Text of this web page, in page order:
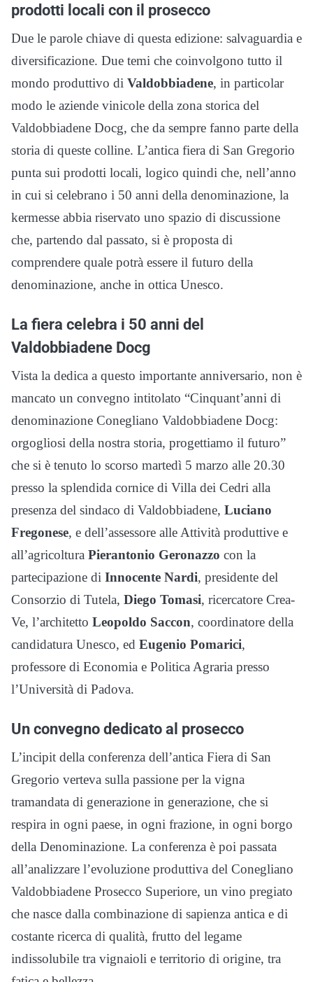
prodotti locali con il prosecco
Due le parole chiave di questa edizione: salvaguardia e
diversificazione. Due temi che coinvolgono tutto il
mondo produttivo di Valdobbiadene, in particolar
modo le aziende vinicole della zona storica del
Valdobbiadene Docg, che da sempre fanno parte della
storia di queste colline. L’antica fiera di San Gregorio
punta sui prodotti locali, logico quindi che, nell’anno
in cui si celebrano i 50 anni della denominazione, la
kermesse abbia riservato uno spazio di discussione
che, partendo dal passato, si è proposta di
comprendere quale potrà essere il futuro della
denominazione, anche in ottica Unesco.
La fiera celebra i 50 anni del
Valdobbiadene Docg
Vista la dedica a questo importante anniversario, non è
mancato un convegno intitolato “Cinquant’anni di
denominazione Conegliano Valdobbiadene Docg:
orgogliosi della nostra storia, progettiamo il futuro”
che si è tenuto lo scorso martedì 5 marzo alle 20.30
presso la splendida cornice di Villa dei Cedri alla
presenza del sindaco di Valdobbiadene, Luciano
Fregonese, e dell’assessore alle Attività produttive e
all’agricoltura Pierantonio Geronazzo con la
partecipazione di Innocente Nardi, presidente del
Consorzio di Tutela, Diego Tomasi, ricercatore Crea-
Ve, l’architetto Leopoldo Saccon, coordinatore della
candidatura Unesco, ed Eugenio Pomarici,
professore di Economia e Politica Agraria presso
l’Università di Padova.
Un convegno dedicato al prosecco
L’incipit della conferenza dell’antica Fiera di San
Gregorio verteva sulla passione per la vigna
tramandata di generazione in generazione, che si
respira in ogni paese, in ogni frazione, in ogni borgo
della Denominazione. La conferenza è poi passata
all’analizzare l’evoluzione produttiva del Conegliano
Valdobbiadene Prosecco Superiore, un vino pregiato
che nasce dalla combinazione di sapienza antica e di
costante ricerca di qualità, frutto del legame
indissolubile tra vignaioli e territorio di origine, tra